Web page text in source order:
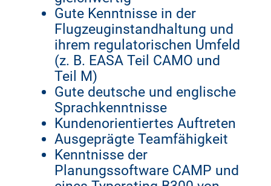
Gute Kenntnisse in der
Flugzeuginstandhaltung und
ihrem regulatorischen Umfeld
(z. B. EASA Teil CAMO und
Teil M)
Gute deutsche und englische
Sprachkenntnisse
Kundenorientiertes Auftreten
Ausgeprägte Teamfähigkeit
Kenntnisse der
Planungssoftware CAMP und